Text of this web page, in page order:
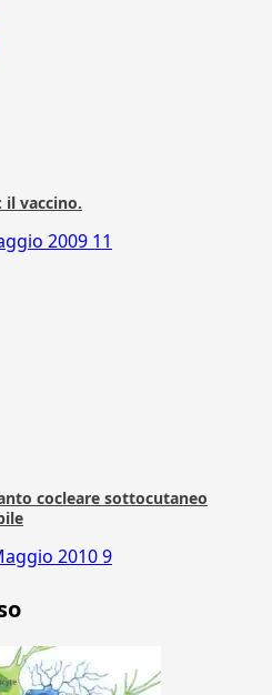
vaccino.
2009 11
cocleare sottocutaneo
20109